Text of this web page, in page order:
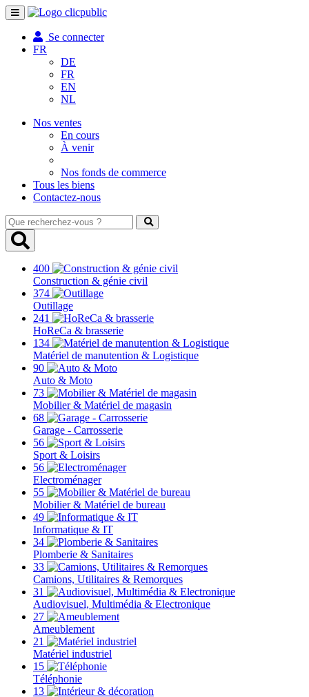
Toggle
navigation
Se connecter
FR
DE
FR
EN
NL
Nos ventes
En cours
À venir
Nos fonds de commerce
Tous les biens
Contactez-nous
Que
recherchez-
vous
400
Construction & génie civil
374
Outillage
241
HoReCa & brasserie
134
Matériel de manutention & Logistique
90
Auto & Moto
73
Mobilier & Matériel de magasin
68
Garage - Carrosserie
56
Sport & Loisirs
56
Electroménager
55
Mobilier & Matériel de bureau
49
Informatique & IT
34
Plomberie & Sanitaires
33
Camions, Utilitaires & Remorques
31
Audiovisuel, Multimédia & Electronique
27
Ameublement
21
Matériel industriel
15
Téléphonie
13